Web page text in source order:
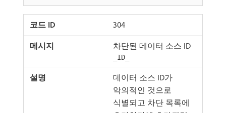
304
차단된 데이터 소스 ID
_ID_
데이터 소스 ID가
악의적인 것으로
식별되고 차단 목록에